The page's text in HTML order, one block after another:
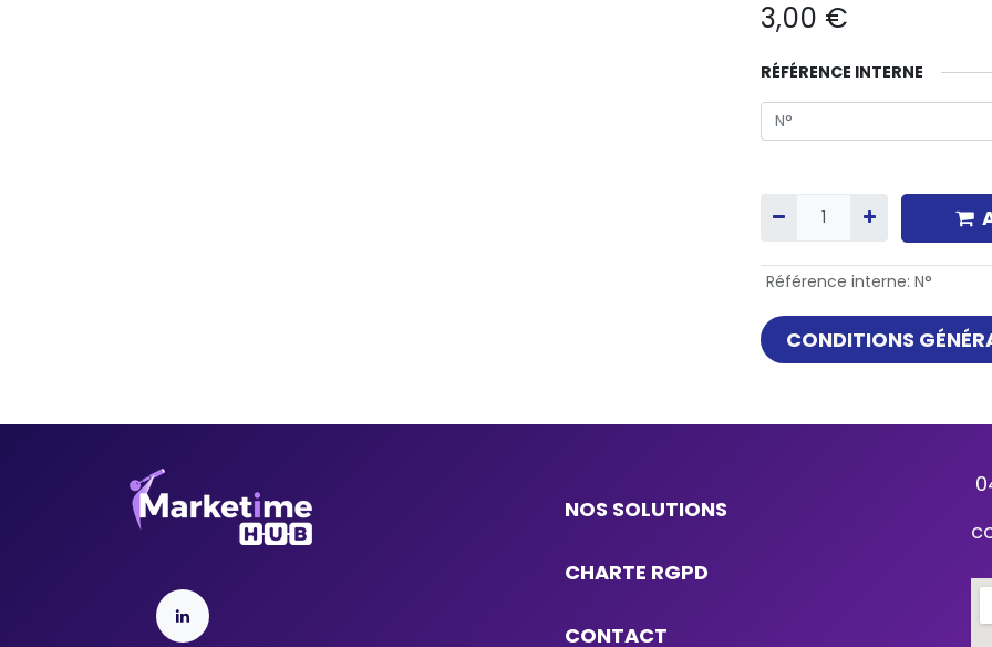
3,00 €
RÉFÉRENCE INTERNE
Référence interne: N°
CONDITIONS
NOS SOLUTIONS
CHARTE RGPD
CONTACT